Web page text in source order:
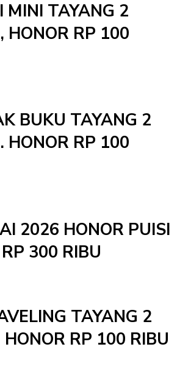
MINI TAYANG 2
HONOR RP 100
BUKU TAYANG 2
HONOR RP 100
2026 HONOR PUISI
300 RIBU
TAYANG 2
RP 100 RIBU